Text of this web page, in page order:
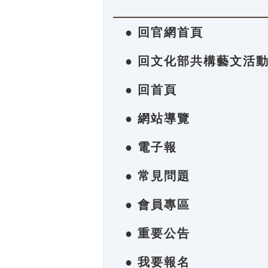
● 回官網首頁
● 回文化部共構藝文活
● 回首頁
● 網站導覽
● 電子報
● 常見問題
● 會員專區
● 重要公告
● 我要報名